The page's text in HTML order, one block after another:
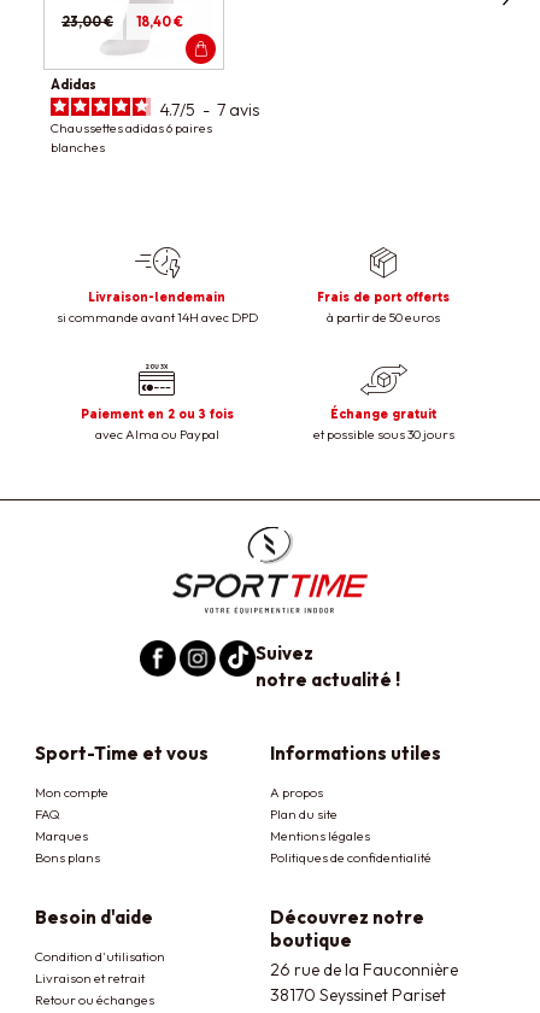
23,00 € 18,40 €
Adidas
4.7/5 - 7 avis
Chaussettes adidas 6 paires
blanches
Livraison-lendemain
si commande avant 14H avec DPD
Frais de port offerts
à partir de 50 euros
Paiement en 2 ou 3 fois
avec Alma ou Paypal
Échange gratuit
et possible sous 30 jours
Suivez
notre actualité !
Sport-Time et vous
Mon compte
FAQ
Marques
Bons plans
Informations utiles
A propos
Plan du site
Mentions légales
Politiques de confidentialité
Besoin d'aide
Condition d'utilisation
Livraison et retrait
Retour ou échanges
Découvrez notre
boutique
26 rue de la Fauconnière
38170 Seyssinet Pariset